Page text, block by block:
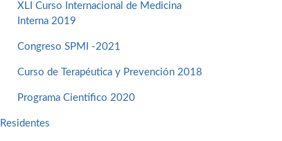
XLI Curso Internacional de Medicina
Interna 2019
Congreso SPMI -2021
Curso de Terapéutica y Prevención 2018
Programa Cientifico 2020
Residentes